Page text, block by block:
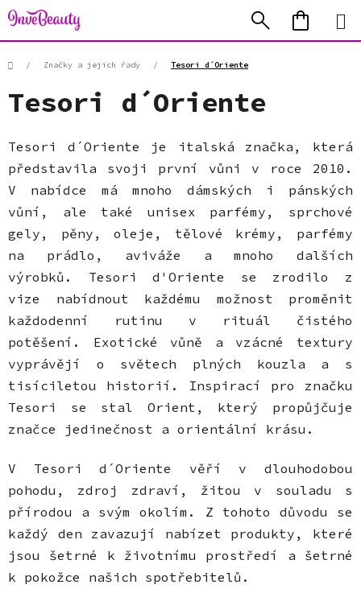
Přejít
na
obsah
Hledat
KOŠÍK
Domů/ Značky a jejich řady / Tesori d´Oriente
Tesori d´Oriente
Tesori d´Oriente je italská značka, která
představila svoji první vůni v roce 2010.
V nabídce má mnoho dámských i pánských
vůní, ale také unisex parfémy, sprchové
gely, pěny, oleje, tělové krémy, parfémy
na prádlo, aviváže a mnoho dalších
výrobků. Tesori d'Oriente se zrodilo z
vize nabídnout každému možnost proměnit
každodenní rutinu v rituál čistého
potěšení. Exotické vůně a vzácné textury
vyprávějí o světech plných kouzla a s
tisíciletou historií. Inspirací pro značku
Tesori se stal Orient, který propůjčuje
značce jedinečnost a orientální krásu.
V Tesori d´Oriente věří v dlouhodobou
pohodu, zdroj zdraví, žitou v souladu s
přírodou a svým okolím. Z tohoto důvodu se
každý den zavazují nabízet produkty, které
jsou šetrné k životnímu prostředí a šetrné
k pokožce našich spotřebitelů.